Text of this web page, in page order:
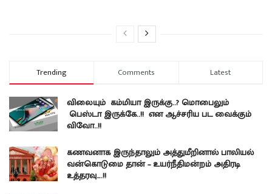
Trending Comments Latest
விலையும் கம்மியா இருக்கு..? மொபைலும்
பெஸ்டா இருக்கே..!! என ஆச்சரிய பட வைக்கும்
விவோ..!!
கணவனாக இருந்தாலும் அத்துமீறினால் பாலியல்
வன்கொடுமை தான் – உயர்நீதிமன்றம் அதிரடி
உத்தரவு….!!